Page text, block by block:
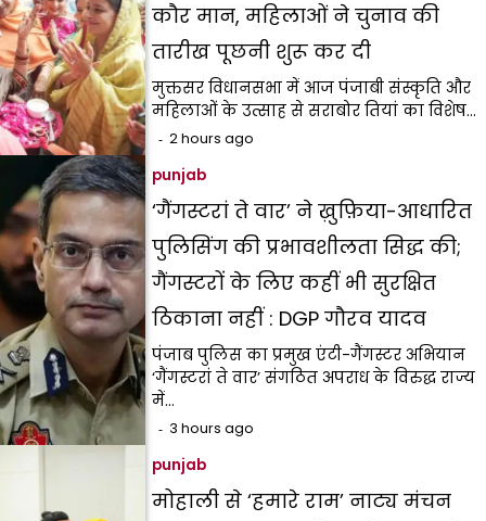
कौर मान, महिलाओं ने चुनाव की
तारीख पूछनी शुरू कर दी
मुक्तसर विधानसभा में आज पंजाबी संस्कृति और
महिलाओं के उत्साह से सराबोर तियां का विशेष…
2 hours ago
punjab
‘गैंगस्टरां ते वार’ ने ख़ुफ़िया-आधारित
पुलिसिंग की प्रभावशीलता सिद्ध की;
गैंगस्टरों के लिए कहीं भी सुरक्षित
ठिकाना नहीं : DGP गौरव यादव
पंजाब पुलिस का प्रमुख एंटी-गैंगस्टर अभियान
‘गैंगस्टरां ते वार’ संगठित अपराध के विरुद्ध राज्य
में…
3 hours ago
punjab
मोहाली से ‘हमारे राम’ नाट्य मंचन